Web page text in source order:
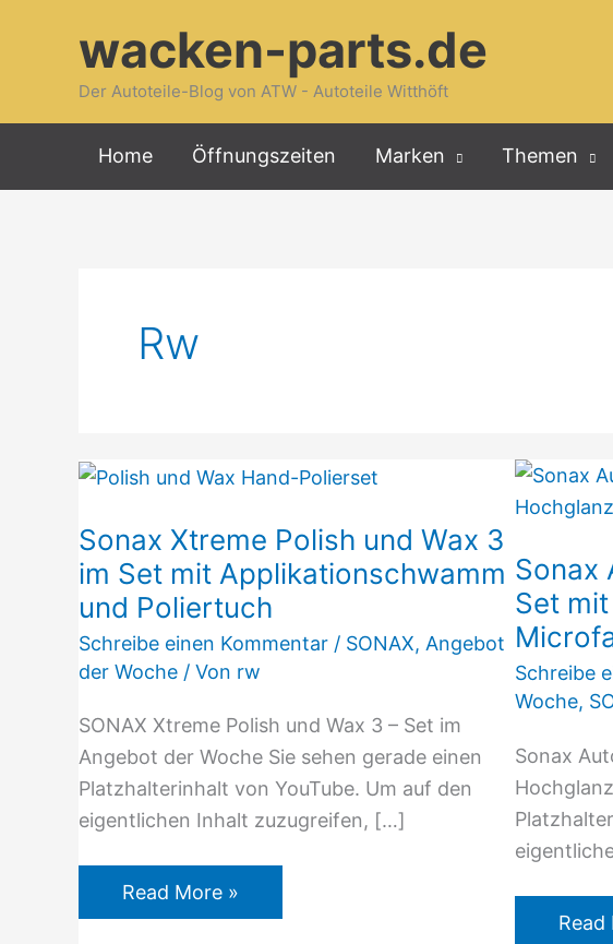
wacken-parts.de
Der Autoteile-Blog von ATW - Autoteile Witthöft
Home Öffnungszeiten Marken Themen
Rw
Sonax Xtreme Polish und Wax 3
im Set mit Applikationschwamm
und Poliertuch
Schreibe einen Kommentar / SONAX, Angebot
der Woche / Von rw
SONAX Xtreme Polish und Wax 3 – Set im
Angebot der Woche Sie sehen gerade einen
Platzhalterinhalt von YouTube. Um auf den
eigentlichen Inhalt zuzugreifen, […]
Sonax
Polish
und
Wax
im
mit
Applikationschwamm
und
Poliertuch
Read More »
Sonax
Set
Schreibe
Woche,
Sonax
Sonax
im
Set
mit
P-
Ball
Read